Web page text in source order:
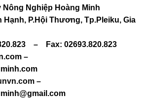
Nông Nghiệp Hoàng Minh
P.Hội Thương, Tp.Pleiku, Gia
– Fax: 02693.820.823
–
–